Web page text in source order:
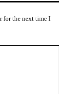
for the next time I